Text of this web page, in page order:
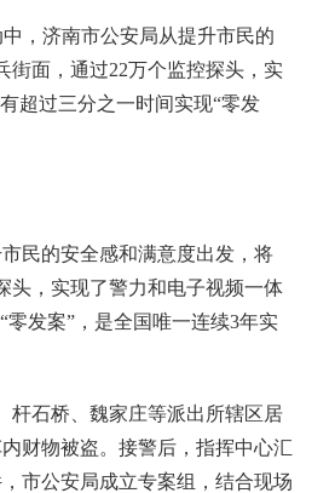
，济南市公安局从提升市民的
街面，通过22万个监控探头，实
超过三分之一时间实现“零发
民的安全感和满意度出发，将
头，实现了警力和电子视频一体
发案”，是全国唯一连续3年实
石桥、魏家庄等派出所辖区居
财物被盗。接警后，指挥中心汇
市公安局成立专案组，结合现场